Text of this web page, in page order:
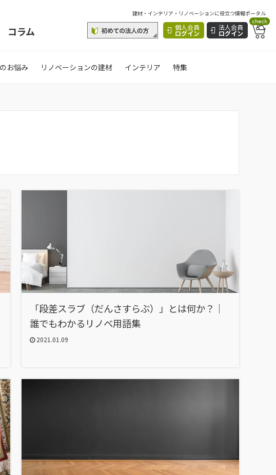
コラム
建材・インテリア・リノベーションに役立つ情報ポータル
個人会員
ログイン
法人会員
ログイン
check
お悩み リノベーションの建材 インテリア 特集
「段差スラブ（だんさすらぶ）」とは何か？｜
誰でもわかるリノベ用語集
2021.01.09